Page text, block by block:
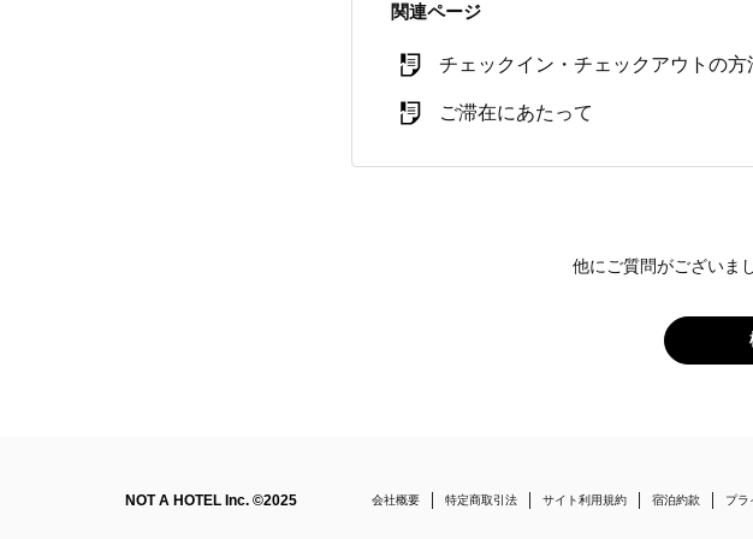
関連ページ
チェックイン・チェックアウトの方
ご滞在にあたって
他にご質問がございま
NOT A HOTEL Inc. ©2025 会社概要 特定商取引法 サイト利用規約 宿泊約款 プラ